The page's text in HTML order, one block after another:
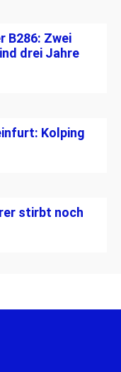
B286: Zwei
drei Jahre
Kolping
stirbt noch